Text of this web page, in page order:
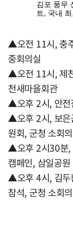
▲오전 11시, 충
중회의실
▲오전 11시, 제
천새마을회관
▲오후 2시, 안전
▲오후 2시, 보은
원회, 군청 소회
▲오후 2시30분,
캠페인, 삼일공원
▲오후 4시, 김두
참석, 군청 소회